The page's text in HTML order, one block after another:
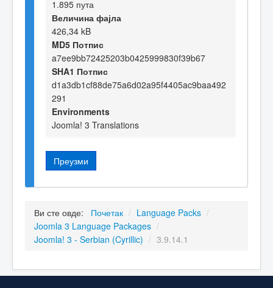
1.895 пута
Величина фајла
426,34 kB
MD5 Потпис
a7ee9bb72425203b0425999830f39b67
SHA1 Потпис
d1a3db1cf88de75a6d02a95f4405ac9baa492
291
Environments
Joomla! 3 Translations
Преузми
Ви сте овде: Почетак / Language Packs /
Joomla 3 Language Packages /
Joomla! 3 - Serbian (Cyrillic) / 3.9.14.1